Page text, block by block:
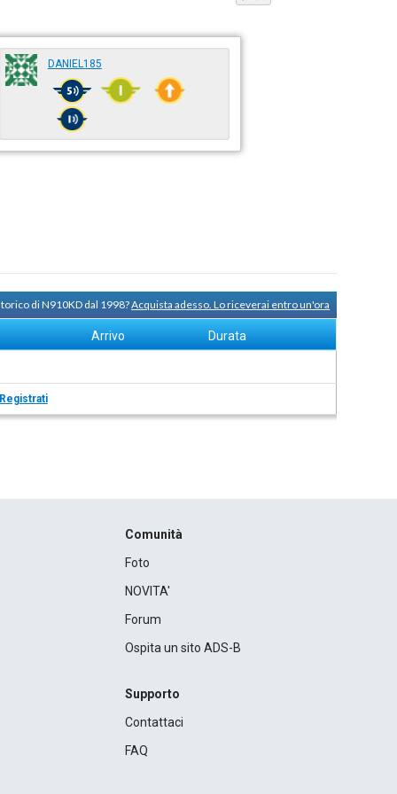
DANIEL185
di N910KD dal 1998?Acquista adesso. Lo riceverai entro un'ora
Arrivo Durata
Comunità
Foto
NOVITA'
Forum
Ospita un sito ADS-B
Supporto
Contattaci
FAQ